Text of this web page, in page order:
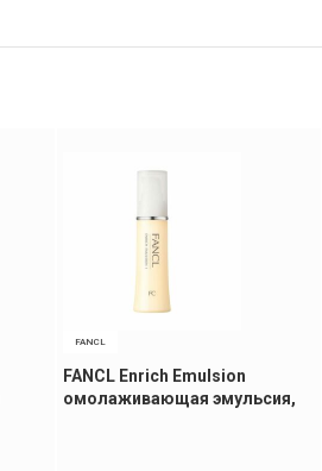
FANCL
FANCL Enrich Emulsion
омолаживающая эмульсия,